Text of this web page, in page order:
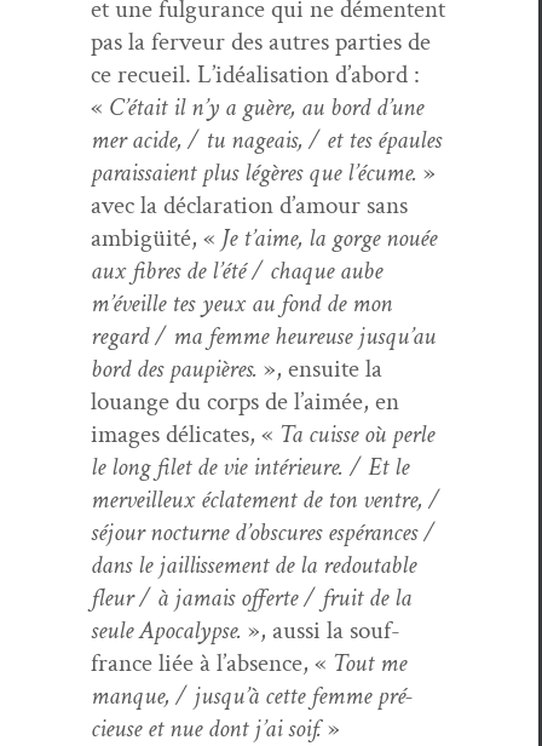
et une ful­gu­rance qui ne démentent
pas la fer­veur des autres par­ties de
ce recueil. L’idéalisation d’abord :
« C’était il n’y a guère, au bord d’une
mer acide, / tu nageais, / et tes épaules
parais­saient plus légères que l’écume. »
avec la déc­la­ra­tion d’amour sans
ambigüité, « Je t’aime, la gorge nouée
aux fibres de l’été / chaque aube
m’éveille tes yeux au fond de mon
regard / ma femme heureuse jusqu’au
bord des paupières. », ensuite la
louange du corps de l’aimée, en
images déli­cates, « Ta cuisse où per­le
le long filet de vie intérieure. / Et le
mer­veilleux éclate­ment de ton ven­tre, /
séjour noc­turne d’obscures espérances /
dans le jail­lisse­ment de la red­outable
fleur / à jamais offerte / fruit de la
seule Apoc­a­lypse. », aus­si la souf­
france liée à l’absence, « Tout me
manque, / jusqu’à cette femme pré­
cieuse et nue dont j’ai soif.»